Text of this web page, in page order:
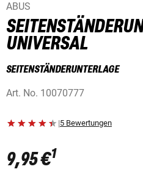
ABUS
UNIVERSAL
SEITENSTÄNDERUNTERLAGE
Art. No. 10070777
|5 Bewertungen
9,95 €1